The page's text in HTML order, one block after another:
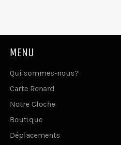
MENU
Qui sommes-nous?
Carte Renard
Notre Cloche
Boutique
Déplacements